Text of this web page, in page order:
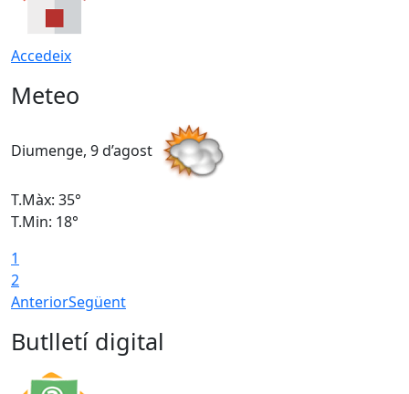
Accedeix
Meteo
Diumenge, 9 d’agost
T.Màx: 35°
T.Min: 18°
1
2
AnteriorSegüent
Butlletí digital